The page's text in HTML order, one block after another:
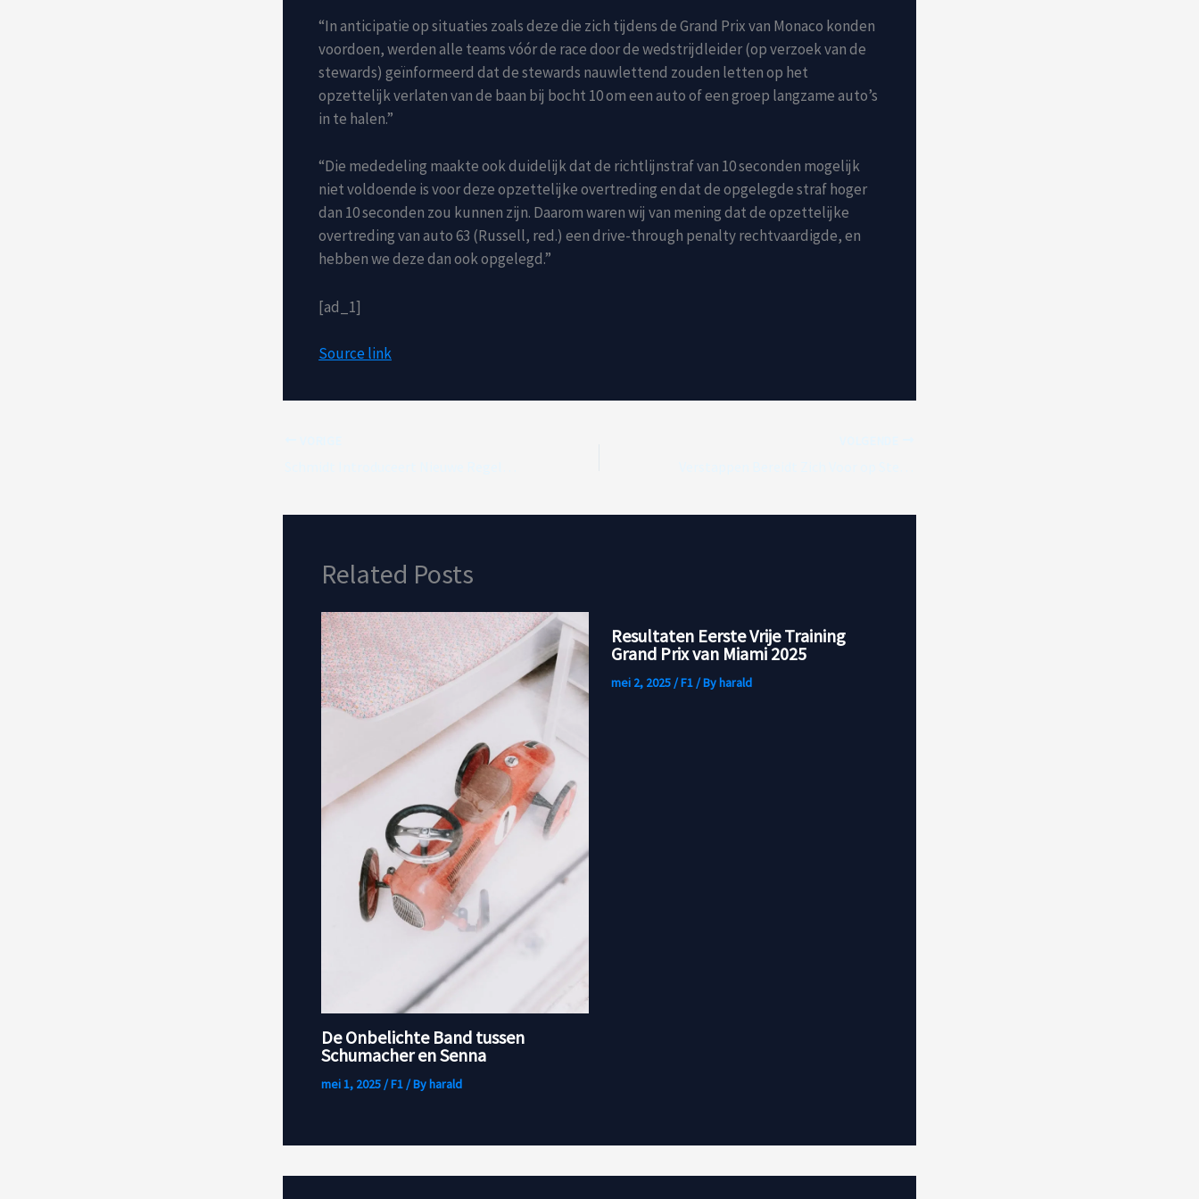
“In anticipatie op situaties zoals deze die zich tijdens de Grand Prix van Monaco konden
voordoen, werden alle teams vóór de race door de wedstrijdleider (op verzoek van de
stewards) geïnformeerd dat de stewards nauwlettend zouden letten op het
opzettelijk verlaten van de baan bij bocht 10 om een auto of een groep langzame auto’s
in te halen.”
“Die mededeling maakte ook duidelijk dat de richtlijnstraf van 10 seconden mogelijk
niet voldoende is voor deze opzettelijke overtreding en dat de opgelegde straf hoger
dan 10 seconden zou kunnen zijn. Daarom waren wij van mening dat de opzettelijke
overtreding van auto 63 (Russell, red.) een drive-through penalty rechtvaardigde, en
hebben we deze dan ook opgelegd.”
[ad_1]
Source link
Related Posts
De Onbelichte Band tussen
Schumacher en Senna
mei 1, 2025/F1/ Byharald
Resultaten Eerste Vrije Training
Grand Prix van Miami 2025
mei 2, 2025/F1/ Byharald